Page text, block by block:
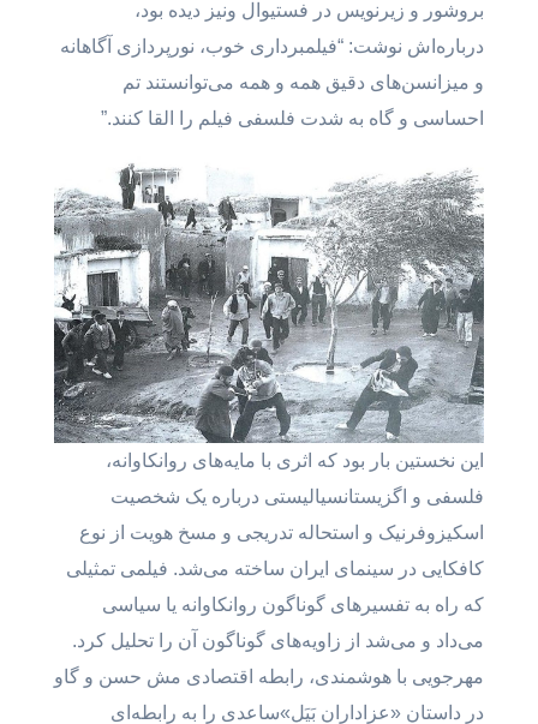
بروشور و زیرنویس در فستیوال ونیز دیده بود،
درباره‌اش نوشت: “فیلمبرداری خوب، نورپردازی آگاهانه
و میزانسن‌های دقیق همه و همه می‌توانستند تم
احساسی و گاه به شدت فلسفی فیلم را القا کنند.”
این نخستین بار بود که اثری با مایه‌های روانکاوانه،
فلسفی و اگزیستانسیالیستی درباره یک شخصیت
اسکیزوفرنیک و استحاله تدریجی و مسخ هویت از نوع
کافکایی در سینمای ایران ساخته می‌شد. فیلمی تمثیلی
که راه به تفسیرهای گوناگون روانکاوانه یا سیاسی
می‌داد و می‌شد از زاویه‌های گوناگون آن را تحلیل کرد.
مهرجویی با هوشمندی، رابطه اقتصادی مش حسن و گاو
در داستان «عزاداران بَیَل»ساعدی را به رابطه‌ای